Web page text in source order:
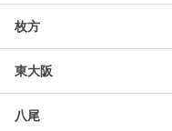
枚方
東大阪
八尾